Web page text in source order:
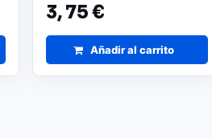
3,75 €
Añadir al carrito